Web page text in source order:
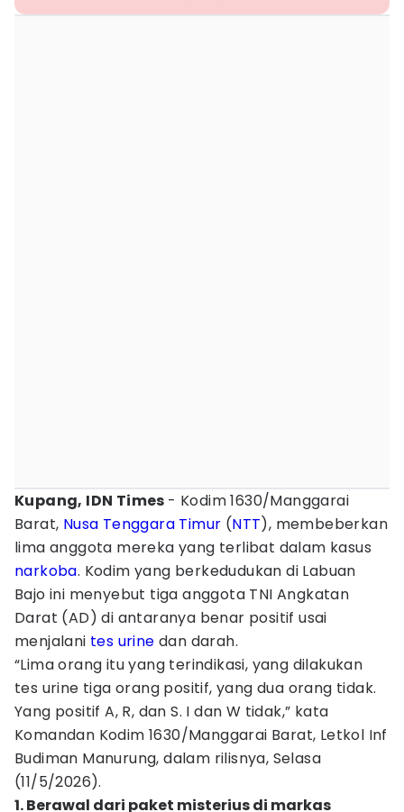
Kupang, IDN Times - Kodim 1630/Manggarai
Barat, Nusa Tenggara Timur (NTT), membeberkan
lima anggota mereka yang terlibat dalam kasus
narkoba. Kodim yang berkedudukan di Labuan
Bajo ini menyebut tiga anggota TNI Angkatan
Darat (AD) di antaranya benar positif usai
menjalani tes urine dan darah.
“Lima orang itu yang terindikasi, yang dilakukan
tes urine tiga orang positif, yang dua orang tidak.
Yang positif A, R, dan S. I dan W tidak,” kata
Komandan Kodim 1630/Manggarai Barat, Letkol Inf
Budiman Manurung, dalam rilisnya, Selasa
(11/5/2026).
1. Berawal dari paket misterius di markas